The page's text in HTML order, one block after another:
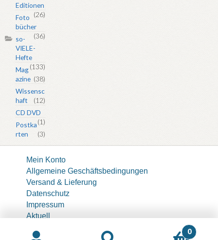
Editionen
(26)
Foto
bücher
(36)
so-
VIELE-
Hefte
(133)
Mag
azine (38)
Wissensc
haft
(12)
CD DVD
(1)
Postka
rten
(3)
Mein Konto
Allgemeine Geschäftsbedingungen
Versand & Lieferung
Datenschutz
Impressum
Aktuell
0